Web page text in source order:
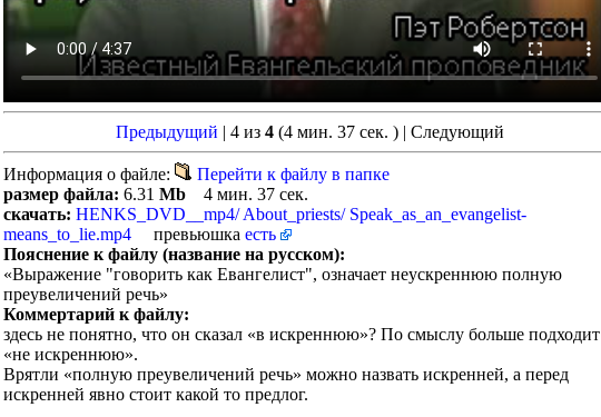
Предыдущий | 4 из 4 (4 мин. 37 сек. )| Следующий
Информация о файле:
Перейти к файлу в папке
размер файла: 6.31 Mb 4 мин. 37 сек.
скачать: HENKS_DVD__mp4/ About_priests/ Speak_as_an_evangelist-
means_to_lie.mp4 превьюшка есть
Пояснение к файлу (название на русском):
«Выражение "говорить как Евангелист", означает неускреннюю полную
преувеличений речь»
Коммертарий к файлу:
здесь не понятно, что он сказал «в искреннюю»? По смыслу больше подходит
«не искреннюю».
Врятли «полную преувеличений речь» можно назвать искренней, а перед
искренней явно стоит какой то предлог.